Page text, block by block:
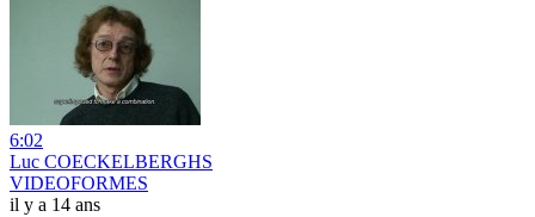
6:02
Luc COECKELBERGHS
VIDEOFORMES
il y a 14 ans